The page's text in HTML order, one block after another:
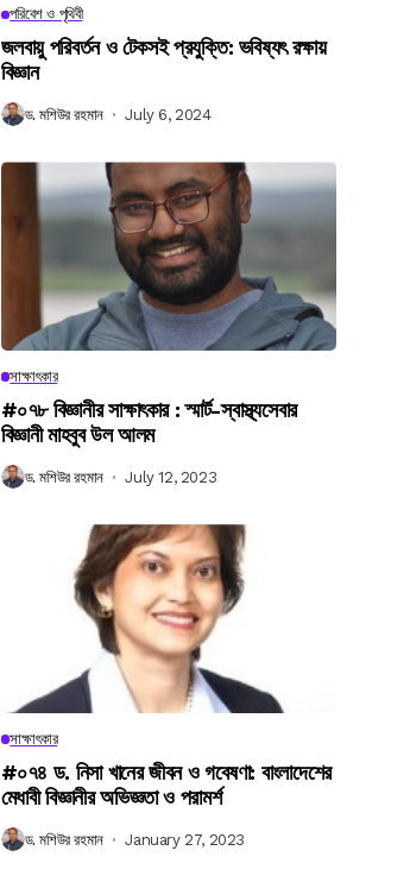
পরিবেশ ও পৃথিবী
জলবায়ু পরিবর্তন ও টেকসই প্রযুক্তি: ভবিষ্যৎ রক্ষায়
বিজ্ঞান
ড. মশিউর রহমান July 6, 2024
সাক্ষাৎকার
#০৭৮ বিজ্ঞানীর সাক্ষাৎকার : স্মার্ট-স্বাস্থ্যসেবার
বিজ্ঞানী মাহবুব উল আলম
ড. মশিউর রহমান July 12, 2023
সাক্ষাৎকার
#০৭৪ ড. নিসা খানের জীবন ও গবেষণা: বাংলাদেশের
মেধাবী বিজ্ঞানীর অভিজ্ঞতা ও পরামর্শ
ড. মশিউর রহমান January 27, 2023